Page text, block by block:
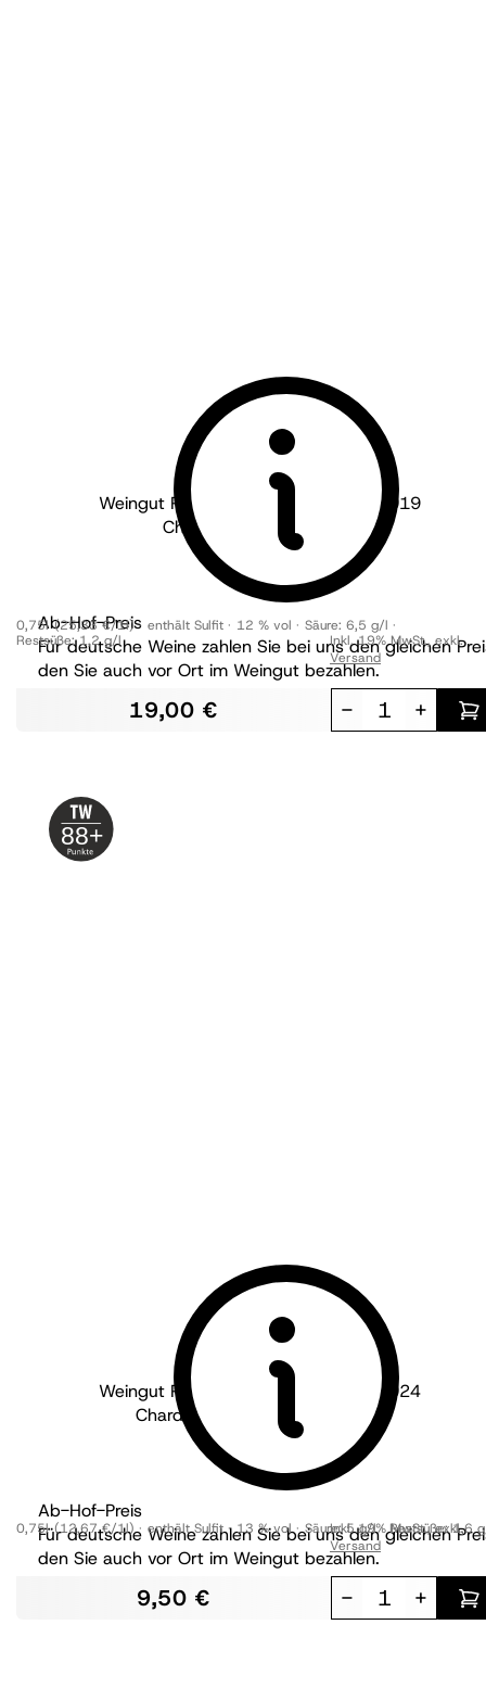
Weingut Peth-Wetz - Rheinhessen
2019
Chardonnay & Pinot Noir
brut nature BIO
Ab-Hof-Preis
Für deutsche Weine zahlen Sie bei uns den gleichen
den Sie auch vor Ort im Weingut bezahlen.
0,75l (25,33 €/1l) enthält Sulfit 12 % vol Säure: 6,5 g/l
Restsüße:1,2 g/l
19,00 €
Inkl. 19% MwSt.,exkl.
Versand
- +
88+
Weingut Peth-Wetz - Rheinhessen
2024
Chardonnay & Weissburgunder
trocken
BIO
Ab-Hof-Preis
Für deutsche Weine zahlen Sie bei uns den gleichen
den Sie auch vor Ort im Weingut bezahlen.
0,75l (12,67 €/1l) enthält Sulfit 13 % vol Säure:5 g/l Restsüße:1,6
9,50 €
Inkl. 19% MwSt.,exkl.
Versand
- +